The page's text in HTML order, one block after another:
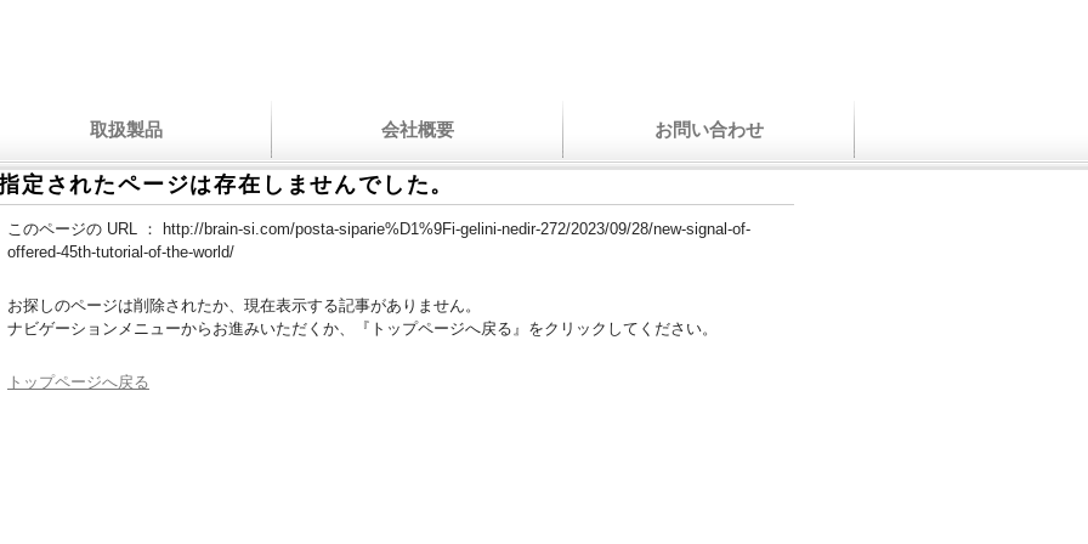
取扱製品 会社概要 お問い合わせ
定されたページは存在しませんでした。
このページの URL ：
http://brain-si.com/posta-siparie%D1%9Fi-gelini-nedir-272/2023/09/28/new-signal-of-
offered-45th-tutorial-of-the-world/
お探しのページは削除されたか、現在表示する記事がありません。
ナビゲーションメニューからお進みいただくか、『トップページへ戻る』をクリックしてください。
トップページへ戻る